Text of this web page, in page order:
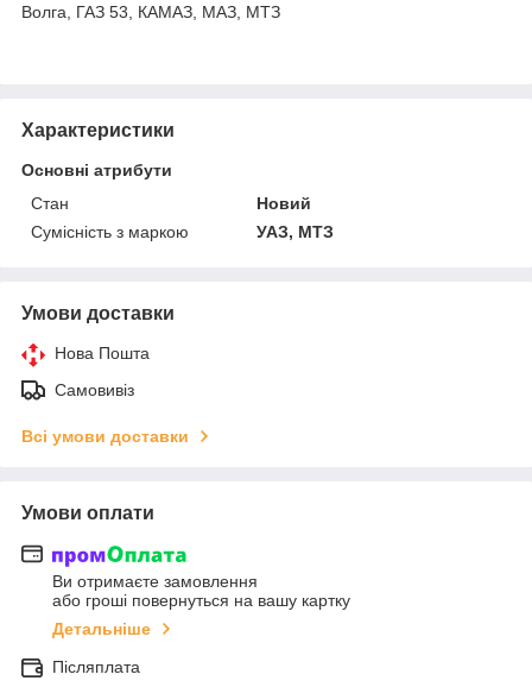
Волга, ГАЗ 53, КАМАЗ, МАЗ, МТЗ
Характеристики
Основні атрибути
Стан
Новий
Сумісність з маркою
УАЗ, МТЗ
Умови доставки
Нова Пошта
Самовивіз
Всі умови доставки
Умови оплати
Ви отримаєте замовлення
або гроші повернуться на вашу картку
Детальніше
Післяплата